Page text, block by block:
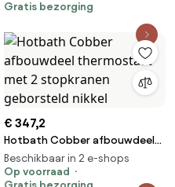
Gratis bezorging
€ 347,2
Hotbath Cobber afbouwdeel
thermostaat met 2 stopkranen
geborsteld nikkel
Beschikbaar in 2 e-shops
Op voorraad